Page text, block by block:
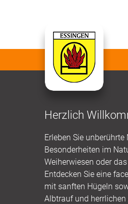
Herzlich
Erleben Sie
Besonderheiten im
Weiherwiesen oder
Entdecken Sie eine
mit sanften Hügeln
Albtrauf und